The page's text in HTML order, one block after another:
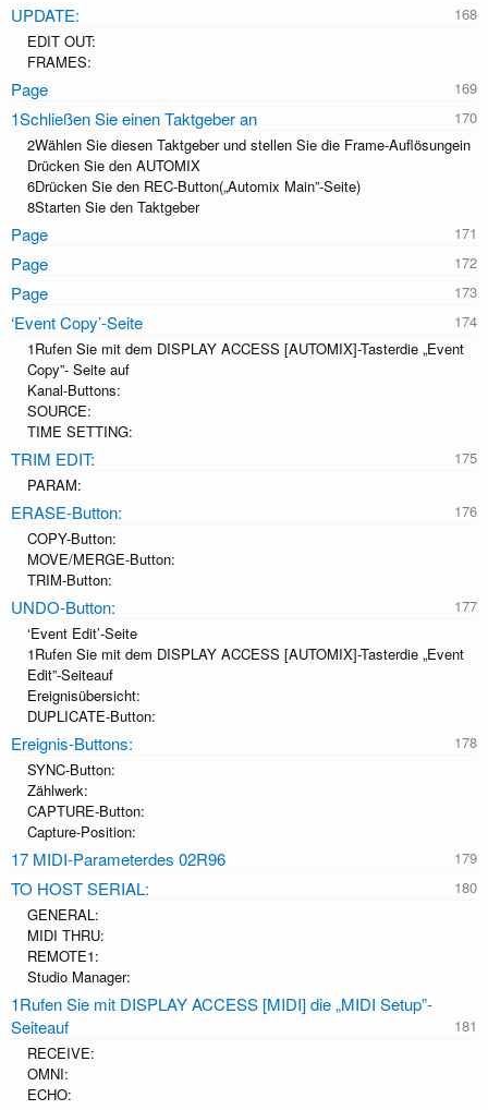
UPDATE:
EDIT OUT:
FRAMES:
Page
1Schließen Sie einen Taktgeber an
2Wählen Sie diesen Taktgeber und stellen Sie die Frame-Auﬂösungein
Drücken Sie den AUTOMIX
6Drücken Sie den REC-Button(„Automix Main”-Seite)
8Starten Sie den Taktgeber
Page
Page
Page
‘Event Copy’-Seite
1Rufen Sie mit dem DISPLAY ACCESS [AUTOMIX]-Tasterdie „Event
Copy”- Seite auf
Kanal-Buttons:
SOURCE:
TIME SETTING:
TRIM EDIT:
PARAM:
ERASE-Button:
COPY-Button:
MOVE/MERGE-Button:
TRIM-Button:
UNDO-Button:
‘Event Edit’-Seite
1Rufen Sie mit dem DISPLAY ACCESS [AUTOMIX]-Tasterdie „Event
Edit”-Seiteauf
Ereignisübersicht:
DUPLICATE-Button:
Ereignis-Buttons:
SYNC-Button:
Zählwerk:
CAPTURE-Button:
Capture-Position:
17 MIDI-Parameterdes 02R96
TO HOST SERIAL:
GENERAL:
MIDI THRU:
REMOTE1:
Studio Manager:
1Rufen Sie mit DISPLAY ACCESS [MIDI] die „MIDI Setup”-
Seiteauf
RECEIVE:
OMNI:
ECHO: